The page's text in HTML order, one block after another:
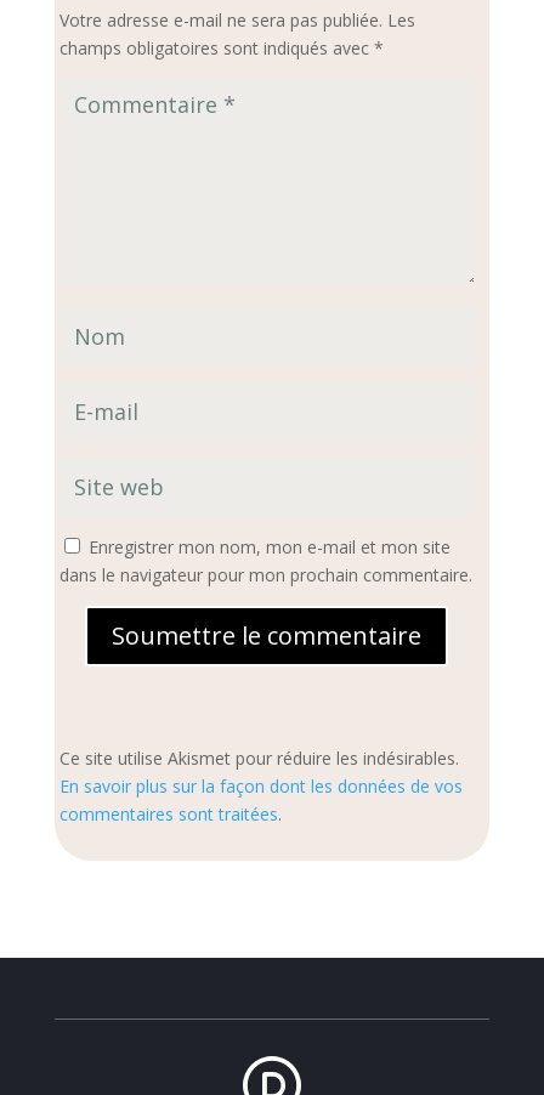
Votre adresse e-mail ne sera pas publiée. Les
champs obligatoires sont indiqués avec *
Enregistrer mon nom, mon e-mail et mon site
dans le navigateur pour mon prochain commentaire.
Soumettre le commentaire
Ce site utilise Akismet pour réduire les indésirables.
En savoir plus sur la façon dont les données de vos
commentaires sont traitées.